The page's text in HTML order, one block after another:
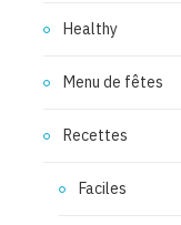
Healthy
Menu de fêtes
Recettes
Faciles